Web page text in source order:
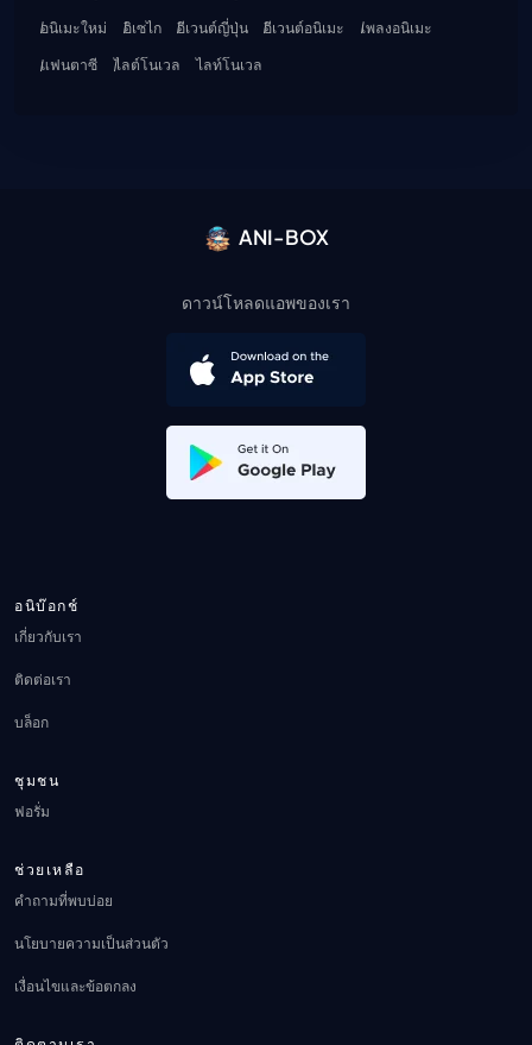
อนิเมะใหม่
อิเซไก อีเวนต์ญี่ปุ่น อีเวนต์อนิเมะ
เพลงอนิเมะ
แฟนตาซี
ไลต์โนเวล ไลท์โนเวล
ANI-BOX
ดาวน์โหลดแอพของเรา
อนิบ๊อกช์
เกี่ยวกับเรา
ติดต่อเรา
บล็อก
ชุมชน
ฟอรั่ม
ช่วยเหลือ
คำถามที่พบบ่อย
นโยบายความเป็นส่วนตัว
เงื่อนไขและข้อตกลง